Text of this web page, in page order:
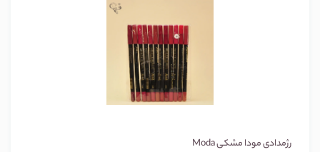
رژمدادی مودا مشکی Moda